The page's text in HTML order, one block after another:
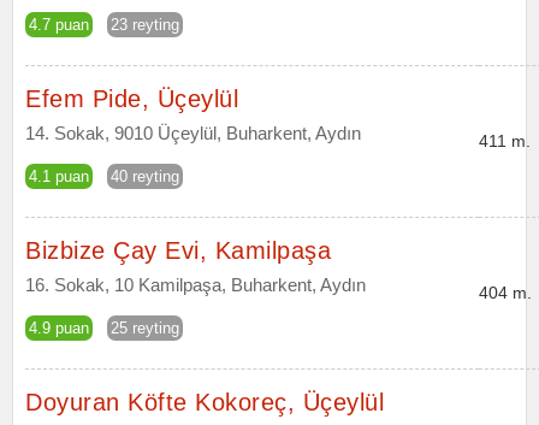
4.7 puan 23 reyting
Efem Pide, Üçeylül
14. Sokak, 9010 Üçeylül, Buharkent, Aydın
4.1 puan 40 reyting
411 m.
Bizbize Çay Evi, Kamilpaşa
16. Sokak, 10 Kamilpaşa, Buharkent, Aydın
4.9 puan 25 reyting
404 m.
Doyuran Köfte Kokoreç, Üçeylül